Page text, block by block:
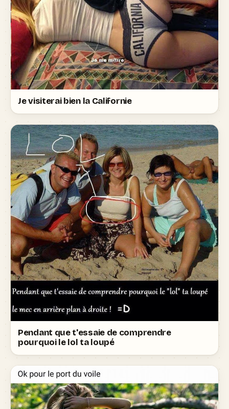
Je visiterai bien la Californie
Pendant que t'essaie de comprendre
pourquoi le lol ta loupé